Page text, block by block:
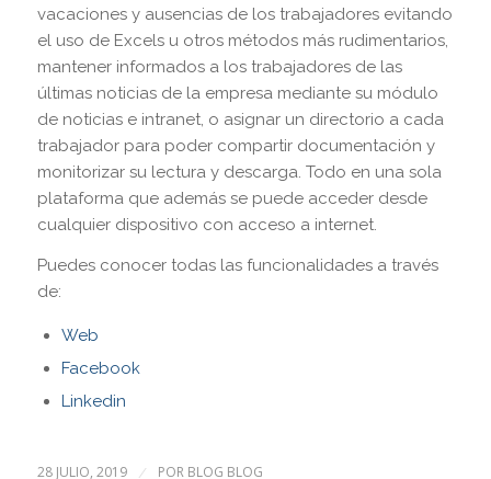
vacaciones y ausencias de los trabajadores evitando
el uso de Excels u otros métodos más rudimentarios,
mantener informados a los trabajadores de las
últimas noticias de la empresa mediante su módulo
de noticias e intranet, o asignar un directorio a cada
trabajador para poder compartir documentación y
monitorizar su lectura y descarga. Todo en una sola
plataforma que además se puede acceder desde
cualquier dispositivo con acceso a internet.
Puedes conocer todas las funcionalidades a través
de:
Web
Facebook
Linkedin
28 JULIO, 2019 / POR BLOG BLOG